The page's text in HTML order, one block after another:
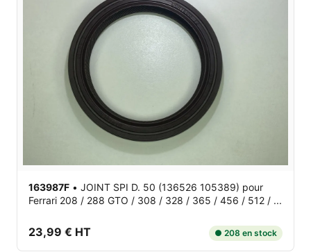
163987F • JOINT SPI D. 50 (136526 105389) pour
Ferrari 208 / 288 GTO / 308 / 328 / 365 / 456 / 512 / ...
23,99 € HT ● 208 en stock